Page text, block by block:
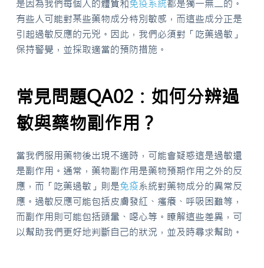
是因為我們每個人的體質和免疫系統都是獨一無二的。
有些人可能對某些藥物成分特別敏感，而這些成分正是
引起過敏反應的元兇。因此，我們必須對「吃藥過敏」
保持警覺，並採取適當的預防措施。
常見問題QA02：如何分辨過
敏與藥物副作用？
當我們服用藥物後出現不適時，可能會疑惑這是過敏還
是副作用。通常，藥物副作用是藥物預期作用之外的反
應，而「吃藥過敏」則是免疫系統對藥物成分的異常反
應。過敏反應可能包括皮膚發紅、瘙癢、呼吸困難等，
而副作用則可能包括頭暈、噁心等。瞭解這些差異，可
以幫助我們更好地判斷自己的狀況，並及時尋求幫助。